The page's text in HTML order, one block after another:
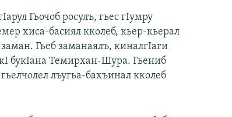
Гьочоб росулъ, гьес гIумру
хиса-басиял кколеб, кьер-кьерал
Гьеб заманаялъ, киналгIаги
букIана Темирхан-Шура. Гьениб
лъугьа-бахъинал кколеб